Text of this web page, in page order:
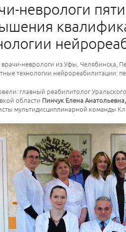
неврологи
врачи-неврологи из Уфы, Челябинска,
технологии нейрореабилитации:
главный реабилитолог
области Пинчук Елена Анатольевна,
мультидисциплинарной команды